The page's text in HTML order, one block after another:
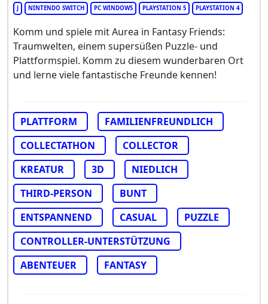
J NINTENDO SWITCH PC WINDOWS PLAYSTATION 5 PLAYSTATION 4
Komm und spiele mit Aurea in Fantasy Friends:
Traumwelten, einem supersüßen Puzzle- und
Plattformspiel. Komm zu diesem wunderbaren Ort
und lerne viele fantastische Freunde kennen!
PLATTFORM
FAMILIENFREUNDLICH
COLLECTATHON
COLLECTOR
KREATUR
3D
NIEDLICH
THIRD-PERSON
BUNT
ENTSPANNEND
CASUAL
PUZZLE
CONTROLLER-UNTERSTÜTZUNG
ABENTEUER
FANTASY